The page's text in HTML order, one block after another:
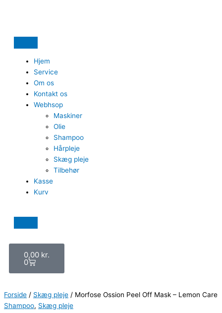
Hjem
Service
Om os
Kontakt os
Webhsop
Maskiner
Olie
Shampoo
Hårpleje
Skæg pleje
Tilbehør
Kasse
Kurv
0,00 kr.
0
Forside / Skæg pleje / Morfose Ossion Peel Off Mask – Lemon Care
Shampoo, Skæg pleje